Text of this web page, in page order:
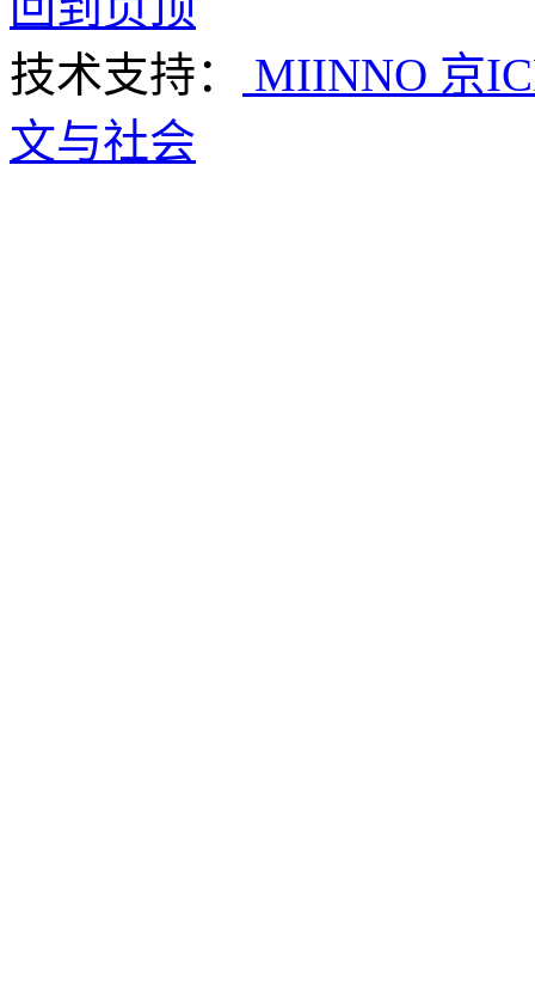
技术支持：
MIINNO 京
文与社会